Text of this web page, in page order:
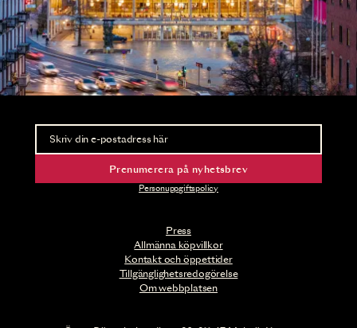
Press
Allmänna köpvillkor
Kontakt och öppettider
Tillgänglighetsredogörelse
Om webbplatsen
Nyhetsbrev
Ta del av förhandsinformation och biljettsläpp.
Prenumerera på nyhetsbrev
Personuppgiftspolicy